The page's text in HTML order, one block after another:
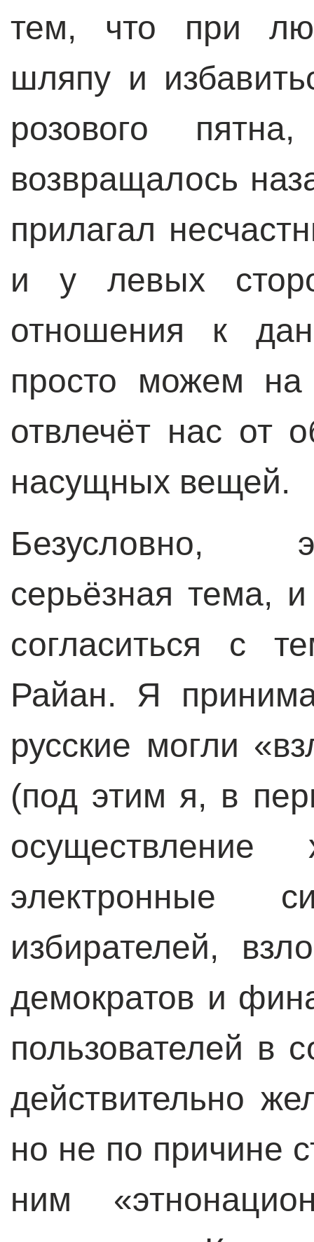
тем, что при
шляпу и
розового
возвращалось
прилагал
и у левых
отношения к
просто можем на
отвлечёт нас от
насущных вещей.
Безусловно,
серьёзная тема,
согласиться с
Райан. Я
русские могли
(под этим я, в
электронные
избирателей,
демократов и
пользователей в
действительно
но не по причине
ним